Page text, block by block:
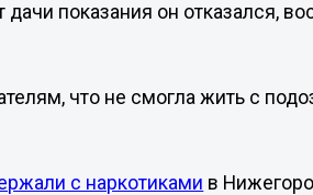
показания он отказался,
что не смогла жить с
с наркотиками в